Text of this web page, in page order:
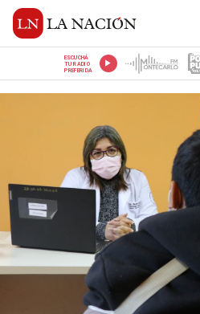
ESCUCHÁ
TU RADIO
PREFERIDA